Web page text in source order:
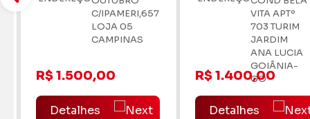
VITA APTº
703 TURIM
JARDIM
GO
R$ 1.400,00
Detalhes
SUÍTES PLENAS
RUA T-
QD.57,
LOTES,
07,09,
N°1468. -
SETOR